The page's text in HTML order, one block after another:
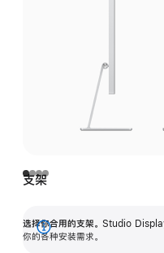
支架
选择你合用的支架。 Studio Display
你的各种安装需求。
展